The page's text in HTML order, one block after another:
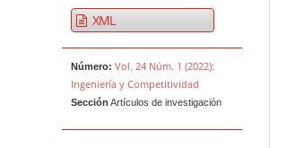
XML
Número: Vol. 24 Núm. 1 (2022):
Ingeniería y Competitividad
Sección Artículos de investigación